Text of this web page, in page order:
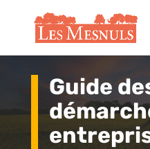
Guide